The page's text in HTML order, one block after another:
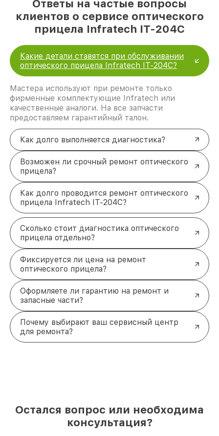
Ответы на частые вопросы
клиентов о сервисе оптического
прицела Infratech IT-204C
Какие детали ставятся при обслуживании
оптического прицела Infratech IT-204C?
Мастера используют при ремонте только
фирменные комплектующие Infratech или
качественные аналоги. На все запчасти
предоставляем гарантийный талон.
Как долго выполняется диагностика?
Возможен ли срочный ремонт оптического
прицела?
Как долго проводится ремонт оптического
прицела Infratech IT-204C?
Сколько стоит диагностика оптического
прицела отдельно?
Фиксируется ли цена на ремонт
оптического прицела?
Оформляете ли гарантию на ремонт и
запасные части?
Почему выбирают ваш сервисный центр
для ремонта?
Остался вопрос или необходима
консультация?